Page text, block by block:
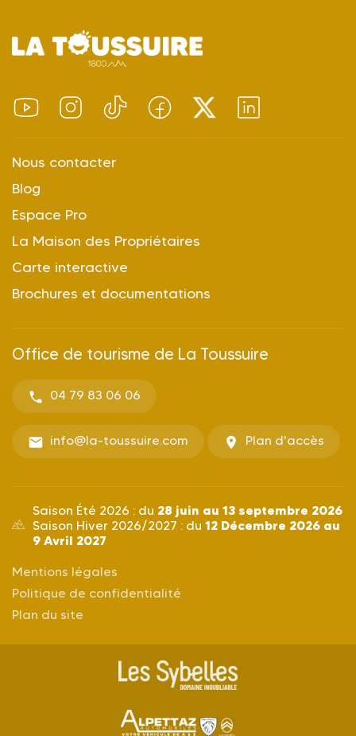
Nous contacter
Blog
Espace Pro
La Maison des Propriétaires
Carte interactive
Brochures et documentations
Office de tourisme de La Toussuire
04 79 83 06 06
info@la-toussuire.com Plan d'accès
Saison Été 2026 : du 28 juin au 13 septembre 2026
Saison Hiver 2026/2027 : du 12 Décembre 2026 au
9 Avril 2027
Mentions légales
Politique de confidentialité
Plan du site